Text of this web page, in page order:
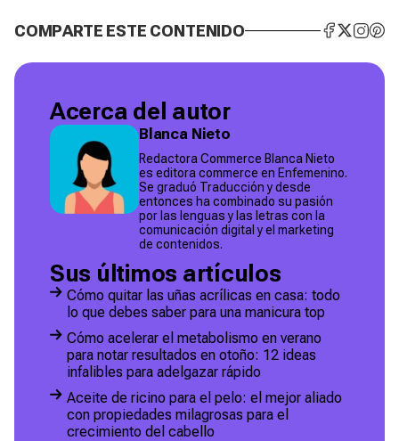
COMPARTE ESTE CONTENIDO
Acerca del autor
Blanca Nieto
Redactora Commerce Blanca Nieto
es editora commerce en Enfemenino.
Se graduó Traducción y desde
entonces ha combinado su pasión
por las lenguas y las letras con la
comunicación digital y el marketing
de contenidos.
Sus últimos artículos
Cómo quitar las uñas acrílicas en casa: todo
lo que debes saber para una manicura top
Cómo acelerar el metabolismo en verano
para notar resultados en otoño: 12 ideas
infalibles para adelgazar rápido
Aceite de ricino para el pelo: el mejor aliado
con propiedades milagrosas para el
crecimiento del cabello